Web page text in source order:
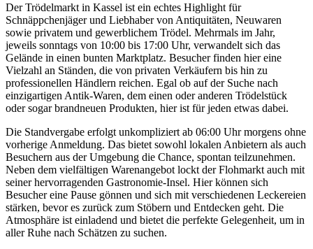
Der Trödelmarkt in Kassel ist ein echtes Highlight für
Schnäppchenjäger und Liebhaber von Antiquitäten, Neuwaren
sowie privatem und gewerblichem Trödel. Mehrmals im Jahr,
jeweils sonntags von 10:00 bis 17:00 Uhr, verwandelt sich das
Gelände in einen bunten Marktplatz. Besucher finden hier eine
Vielzahl an Ständen, die von privaten Verkäufern bis hin zu
professionellen Händlern reichen. Egal ob auf der Suche nach
einzigartigen Antik-Waren, dem einen oder anderen Trödelstück
oder sogar brandneuen Produkten, hier ist für jeden etwas dabei.
Die Standvergabe erfolgt unkompliziert ab 06:00 Uhr morgens ohne
vorherige Anmeldung. Das bietet sowohl lokalen Anbietern als auch
Besuchern aus der Umgebung die Chance, spontan teilzunehmen.
Neben dem vielfältigen Warenangebot lockt der Flohmarkt auch mit
seiner hervorragenden Gastronomie-Insel. Hier können sich
Besucher eine Pause gönnen und sich mit verschiedenen Leckereien
stärken, bevor es zurück zum Stöbern und Entdecken geht. Die
Atmosphäre ist einladend und bietet die perfekte Gelegenheit, um in
aller Ruhe nach Schätzen zu suchen.